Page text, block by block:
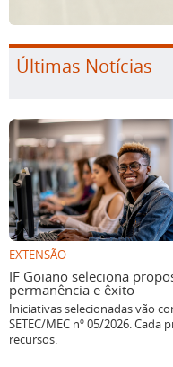
Últimas Notícias
EXTENSÃO
IF Goiano seleciona
permanência e êxito
Iniciativas selecionadas vão
SETEC/MEC nº 05/2026.
recursos.